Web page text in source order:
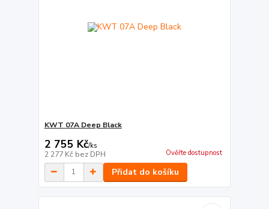
KWT 07A Deep Black
2 755 Kč/ks
2 277 Kč bez DPH Ověřte dostupnost
Přidat do košíku